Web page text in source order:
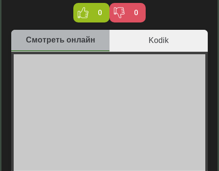
0 0
Смотреть онлайн Kodik